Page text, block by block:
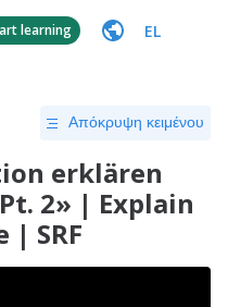
learning EL
Απόκρυψη κειμένου
erklären
2» | Explain
| SRF